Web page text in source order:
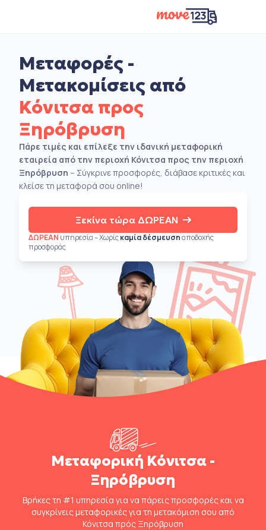
Μεταφορές -
Μετακομίσεις από
Κόνιτσα προς
Ξηρόβρυση
Πάρε τιμές και επίλεξε την ιδανική μεταφορική
εταιρεία από την περιοχή Κόνιτσα προς την περιοχή
Ξηρόβρυση – Σύγκρινε προσφορές, διάβασε κριτικές και
κλείσε τη μεταφορά σου online!
Ξεκίνα τώρα ΔΩΡΕΑΝ
ΔΩΡΕΑΝ υπηρεσία – Χωρίςκαμία δέσμευσηαποδοχής
προσφοράς
Μεταφορική Κόνιτσα -
Ξηρόβρυση
Βρήκες τη #1 υπηρεσία για να πάρεις προσφορές και να
συγκρίνεις μεταφορικές για τη μετακόμιση σου από
Κόνιτσα πρός Ξηρόβρυση